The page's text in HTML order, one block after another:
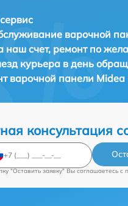
варочной
наш счет, ремонт по
курьера в день
варочной панели Midea
консультация
"Оставить заявку" Вы соглашаетесь c